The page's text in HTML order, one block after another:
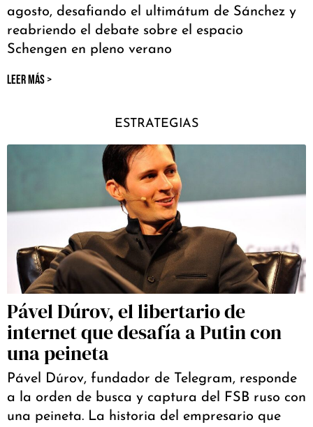
agosto, desafiando el ultimátum de Sánchez y
reabriendo el debate sobre el espacio
Schengen en pleno verano
LEER MÁS >
ESTRATEGIAS
Pável Dúrov, el libertario de
internet que desafía a Putin con
una peineta
Pável Dúrov, fundador de Telegram, responde
a la orden de busca y captura del FSB ruso con
una peineta. La historia del empresario que